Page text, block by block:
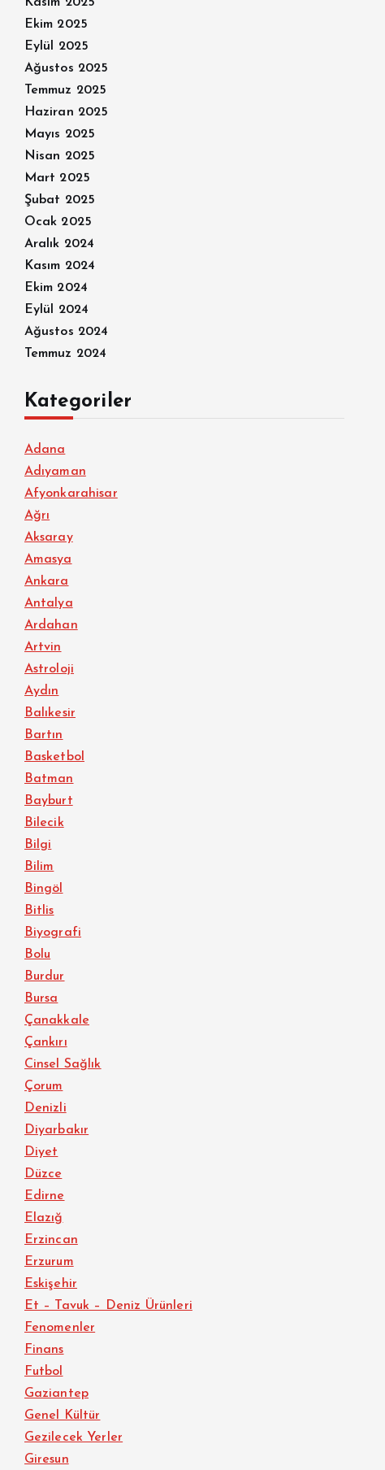
Ekim 2025
Eylül 2025
Ağustos 2025
Temmuz 2025
Haziran 2025
Mayıs 2025
Nisan 2025
Mart 2025
Şubat 2025
Ocak 2025
Aralık 2024
Kasım 2024
Ekim 2024
Eylül 2024
Ağustos 2024
Temmuz 2024
Kategoriler
Adana
Adıyaman
Afyonkarahisar
Ağrı
Aksaray
Amasya
Ankara
Antalya
Ardahan
Artvin
Astroloji
Aydın
Balıkesir
Bartın
Basketbol
Batman
Bayburt
Bilecik
Bilgi
Bilim
Bingöl
Bitlis
Biyografi
Bolu
Burdur
Bursa
Çanakkale
Çankırı
Cinsel Sağlık
Çorum
Denizli
Diyarbakır
Diyet
Düzce
Edirne
Elazığ
Erzincan
Erzurum
Eskişehir
Et – Tavuk – Deniz Ürünleri
Fenomenler
Finans
Futbol
Gaziantep
Genel Kültür
Gezilecek Yerler
Giresun